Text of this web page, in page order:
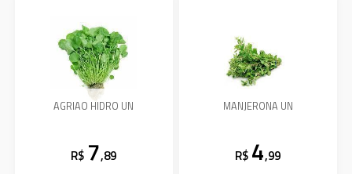
AGRIAO HIDRO UN
R$ 7,89
MANJERONA UN
R$ 4,99